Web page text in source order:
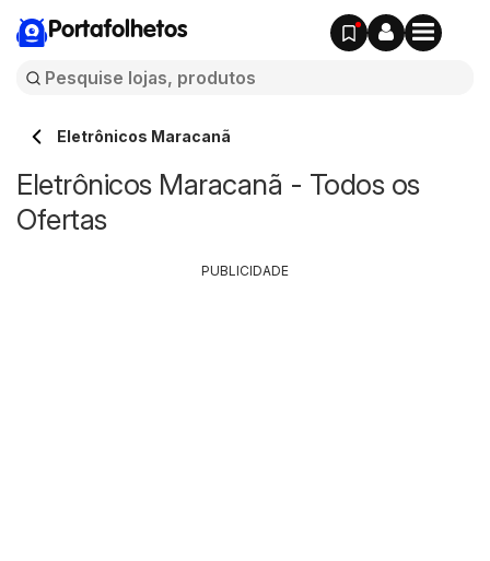
Portafolhetos
Eletrônicos Maracanã
Eletrônicos Maracanã - Todos os
Ofertas
PUBLICIDADE